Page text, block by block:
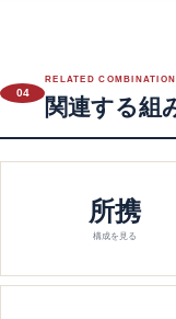
04
RELATED
関連する組
所携
構成を見る